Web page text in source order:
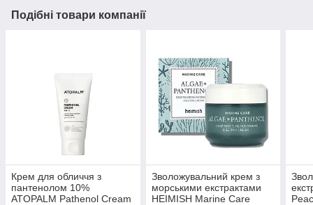
Подібні товари компанії
Крем для обличчя з
пантенолом 10%
ATOPALM Pathenol Cream
Зволожувальний крем з
морськими екстрактами
HEIMISH Marine Care